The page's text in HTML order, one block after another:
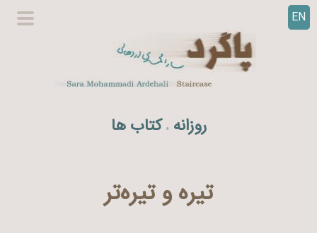
EN
روزانه . کتاب ها
تیره و تیره‌تر